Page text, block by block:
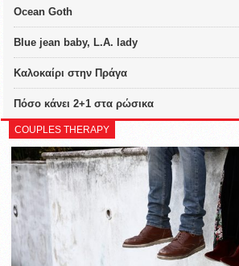
Ocean Goth
Blue jean baby, L.A. lady
Καλοκαίρι στην Πράγα
Πόσο κάνει 2+1 στα ρώσικα
COUPLES THERAPY